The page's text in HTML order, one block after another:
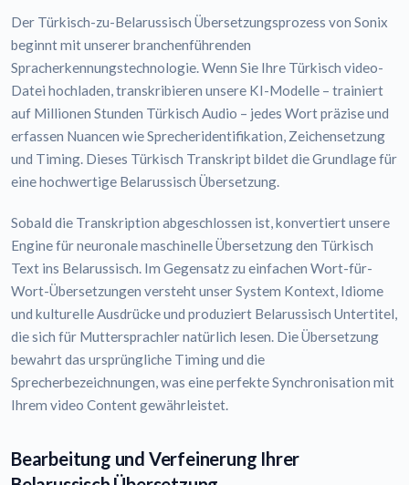
Der Türkisch-zu-Belarussisch Übersetzungsprozess von Sonix
beginnt mit unserer branchenführenden
Spracherkennungstechnologie. Wenn Sie Ihre Türkisch video-
Datei hochladen, transkribieren unsere KI-Modelle – trainiert
auf Millionen Stunden Türkisch Audio – jedes Wort präzise und
erfassen Nuancen wie Sprecheridentifikation, Zeichensetzung
und Timing. Dieses Türkisch Transkript bildet die Grundlage für
eine hochwertige Belarussisch Übersetzung.
Sobald die Transkription abgeschlossen ist, konvertiert unsere
Engine für neuronale maschinelle Übersetzung den Türkisch
Text ins Belarussisch. Im Gegensatz zu einfachen Wort-für-
Wort-Übersetzungen versteht unser System Kontext, Idiome
und kulturelle Ausdrücke und produziert Belarussisch Untertitel,
die sich für Muttersprachler natürlich lesen. Die Übersetzung
bewahrt das ursprüngliche Timing und die
Sprecherbezeichnungen, was eine perfekte Synchronisation mit
Ihrem video Content gewährleistet.
Bearbeitung und Verfeinerung Ihrer